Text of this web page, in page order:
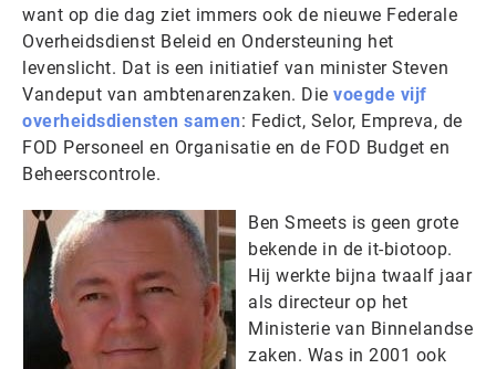
want op die dag ziet immers ook de nieuwe Federale
Overheidsdienst Beleid en Ondersteuning het
levenslicht. Dat is een initiatief van minister Steven
Vandeput van ambtenarenzaken. Die voegde vijf
overheidsdiensten samen: Fedict, Selor, Empreva, de
FOD Personeel en Organisatie en de FOD Budget en
Beheerscontrole.
Ben Smeets is geen grote
bekende in de it-biotoop.
Hij werkte bijna twaalf jaar
als directeur op het
Ministerie van Binnelandse
zaken. Was in 2001 ook